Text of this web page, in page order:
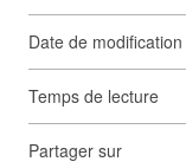
Date de modification
Temps de lecture
Partager sur